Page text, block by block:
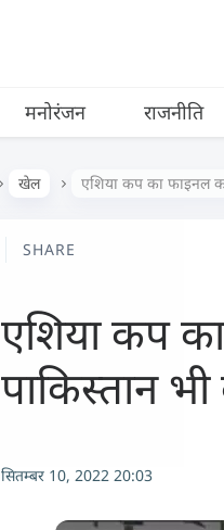
मनोरंजन राजनीति
खेल एशिया कप का फाइनल
SHARE
एशिया कप
पाकिस्तान
सितम्बर 10, 2022 20:03